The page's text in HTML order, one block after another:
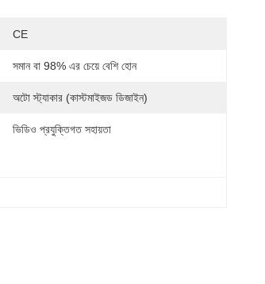
CE
সমান বা 98% এর চেয়ে বেশি হোন
অটো স্ট্যাকার (কাস্টমাইজড ডিজাইন)
ভিডিও প্রযুক্তিগত সহায়তা